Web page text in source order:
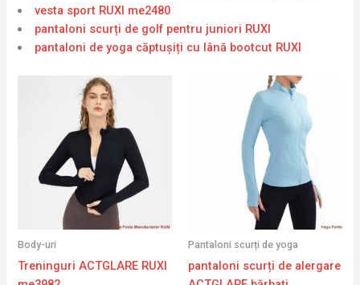
vesta sport RUXI me2480
pantaloni scurți de golf pentru juniori RUXI
pantaloni de yoga căptușiți cu lână bootcut RUXI
Body-uri
Treninguri ACTGLARE RUXI
Pantaloni scurți de yoga
pantaloni scurți de alergare